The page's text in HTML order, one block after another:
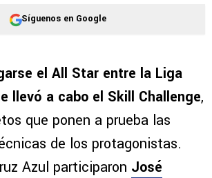
Síguenos en Google
el All Star entre la Liga
llevó a cabo el Skill Challenge,
que ponen a prueba las
de los protagonistas.
Azul participaron José